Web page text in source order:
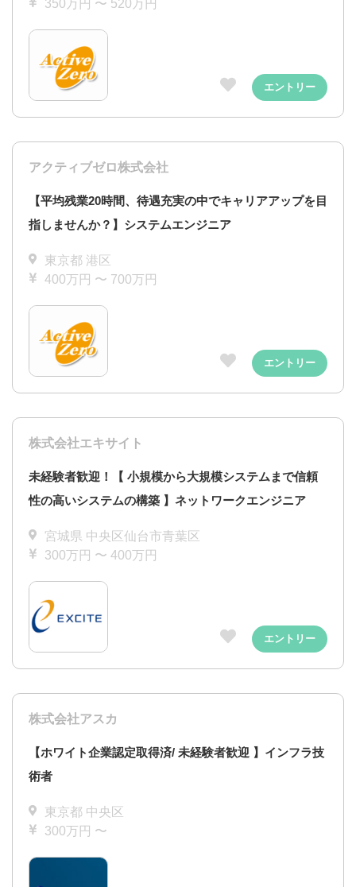
350万円 〜 520万円
エントリー
アクティブゼロ株式会社
【平均残業20時間、待遇充実の中でキャリアアップを目
指しませんか？】システムエンジニア
東京都 港区
400万円 〜 700万円
エントリー
株式会社エキサイト
未経験者歓迎！【 小規模から大規模システムまで信頼
性の高いシステムの構築 】ネットワークエンジニア
宮城県 中央区仙台市青葉区
300万円 〜 400万円
エントリー
株式会社アスカ
【ホワイト企業認定取得済/ 未経験者歓迎 】インフラ技
術者
東京都 中央区
300万円 〜